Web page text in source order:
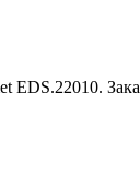
EDS.22010.